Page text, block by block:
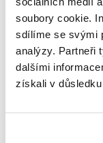
soubory cookie.
sdílíme se svými
analýzy. Partneři
dalšími
získali v